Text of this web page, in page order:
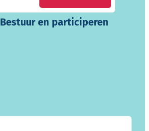
Bestuur en participeren